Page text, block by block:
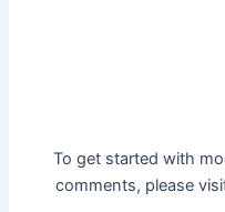
To get started with
comments, please